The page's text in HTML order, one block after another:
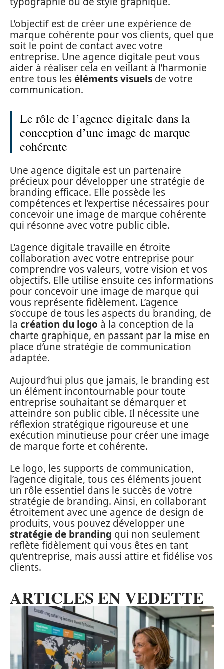
L’objectif est de créer une expérience de
marque cohérente pour vos clients, quel que
soit le point de contact avec votre
entreprise. Une agence digitale peut vous
aider à réaliser cela en veillant à l’harmonie
entre tous leséléments visuels de votre
communication.
Le rôle de l’agence digitale dans la
conception d’une image de marque
cohérente
Une agence digitale est un partenaire
précieux pour développer une stratégie de
branding efficace. Elle possède les
compétences et l’expertise nécessaires pour
concevoir une image de marque cohérente
qui résonne avec votre public cible.
L’agence digitale travaille en étroite
collaboration avec votre entreprise pour
comprendre vos valeurs, votre vision et vos
objectifs. Elle utilise ensuite ces informations
pour concevoir une image de marque qui
vous représente fidèlement. L’agence
s’occupe de tous les aspects du branding, de
la création du logo à la conception de la
charte graphique, en passant par la mise en
place d’une stratégie de communication
adaptée.
Aujourd’hui plus que jamais, le branding est
un élément incontournable pour toute
entreprise souhaitant se démarquer et
atteindre son public cible. Il nécessite une
réflexion stratégique rigoureuse et une
exécution minutieuse pour créer une image
de marque forte et cohérente.
Le logo, les supports de communication,
l’agence digitale, tous ces éléments jouent
un rôle essentiel dans le succès de votre
stratégie de branding. Ainsi, en collaborant
étroitement avec une agence de design de
produits, vous pouvez développer une
stratégie de branding qui non seulement
reflète fidèlement qui vous êtes en tant
qu’entreprise, mais aussi attire et fidélise vos
clients.
ARTICLES EN VEDETTE